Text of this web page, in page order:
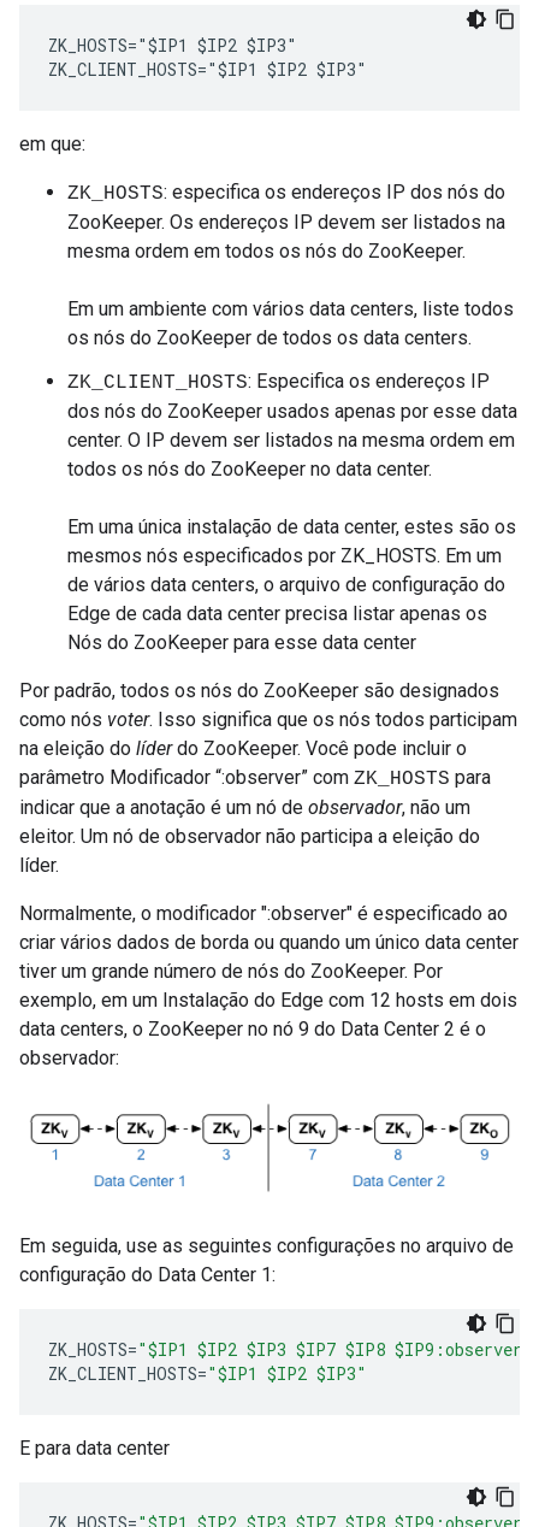
ZK_HOSTS="$IP1 $IP2 $IP3"
ZK_CLIENT_HOSTS="$IP1 $IP2 $IP3"
em que:
ZK_HOSTS: especifica os endereços IP dos nós do
ZooKeeper. Os endereços IP devem ser listados na
mesma ordem em todos os nós do ZooKeeper.
Em um ambiente com vários data centers, liste todos
os nós do ZooKeeper de todos os data centers.
ZK_CLIENT_HOSTS: Especifica os endereços IP
dos nós do ZooKeeper usados apenas por esse data
center. O IP devem ser listados na mesma ordem em
todos os nós do ZooKeeper no data center.
Em uma única instalação de data center, estes são os
mesmos nós especificados por ZK_HOSTS. Em um
de vários data centers, o arquivo de configuração do
Edge de cada data center precisa listar apenas os
Nós do ZooKeeper para esse data center
Por padrão, todos os nós do ZooKeeper são designados
como nós voter. Isso significa que os nós todos participam
na eleição do líderdo ZooKeeper. Você pode incluir o
parâmetro Modificador “:observer” com ZK_HOSTS para
indicar que a anotação é um nó de observador, não um
eleitor. Um nó de observador não participa a eleição do
líder.
Normalmente, o modificador ":observer" é especificado ao
criar vários dados de borda ou quando um único data center
tiver um grande número de nós do ZooKeeper. Por
exemplo, em um Instalação do Edge com 12 hosts em dois
data centers, o ZooKeeper no nó 9 do Data Center 2 é o
observador:
Em seguida, use as seguintes configurações no arquivo de
configuração do Data Center 1:
ZK_HOSTS="$IP1 $IP2 $IP3 $IP7 $IP8 $IP9:observer"
ZK_CLIENT_HOSTS="$IP1 $IP2 $IP3"
E para data center